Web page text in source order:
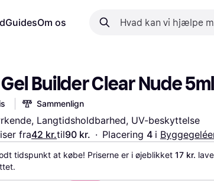
GuidesOm os
Builder Clear Nude 5ml
Sammenlign
Langtidsholdbarhed, UV-beskyttelse
fra42 kr.til90 kr. · Placering 4 i
tidspunkt at købe! Priserne er i øjeblikket 17 kr.